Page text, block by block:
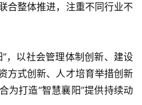
合整体推进，注重不同行业不
，以社会管理体制创新、建设
方式创新、人才培育举措创新
为打造“智慧襄阳”提供持续动